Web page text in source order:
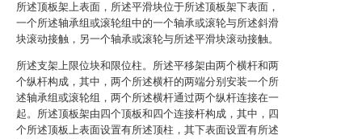
所述顶板架上表面，所述平滑块位于所述顶板架下表面，
一个所述轴承组或滚轮组中的一个轴承或滚轮与所述斜滑
块滚动接触，另一个轴承或滚轮与所述平滑块滚动接触。
所述支架上限位块和限位柱。所述平移架由两个横杆和两
个纵杆构成，其中，两个所述横杆的两端分别安装一个所
述轴承组或滚轮组，两个所述横杆通过两个纵杆连接在一
起。所述顶板架由四个顶板和四个连接杆构成，其中，四
个所述顶板上表面设置有所述顶柱，其下表面设置有所述